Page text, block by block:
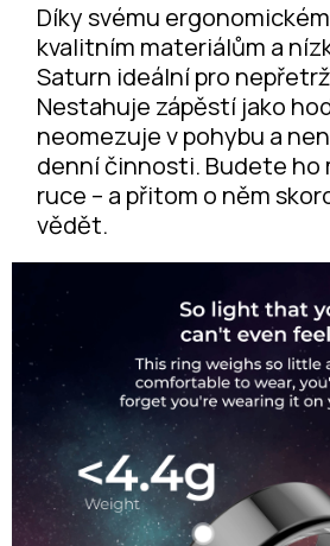
Díky svému
kvalitním materiálům a
Saturn ideální pro
Nestahuje zápěstí jako
neomezuje v pohybu a
denní činnosti. Budete ho
ruce – a přitom o něm
vědět.